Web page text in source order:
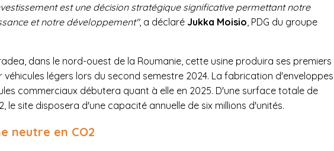
est une décision stratégique significative permettant notre
et notre développement", a déclaré Jukka Moisio , PDG du groupe
dans le nord-ouest de la Roumanie, cette usine produira ses premiers
véhicules légers lors du second semestre 2024. La fabrication d'enveloppes
commerciaux débutera quant à elle en 2025. D'une surface totale de
le site disposera d'une capacité annuelle de six millions d'unités.
neutre en CO2